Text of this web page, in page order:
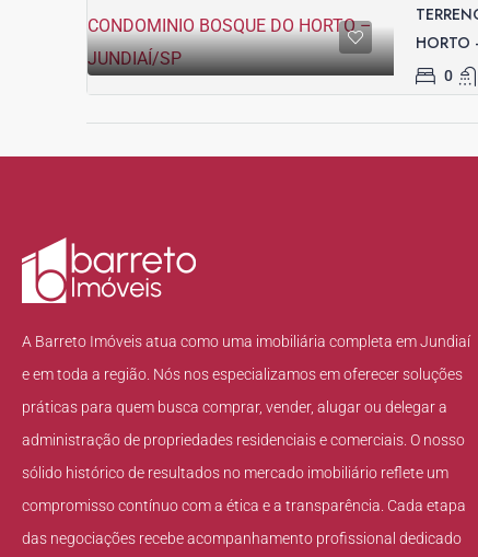
HORTO
0
A Barreto Imóveis atua como uma imobiliária completa em Jundiaí
e em toda a região. Nós nos especializamos em oferecer soluções
práticas para quem busca comprar, vender, alugar ou delegar a
administração de propriedades residenciais e comerciais. O nosso
sólido histórico de resultados no mercado imobiliário reflete um
compromisso contínuo com a ética e a transparência. Cada etapa
das negociações recebe acompanhamento profissional dedicado